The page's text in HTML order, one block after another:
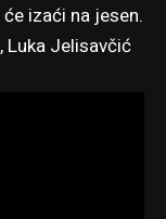
izaći na jesen.
Luka Jelisavčić